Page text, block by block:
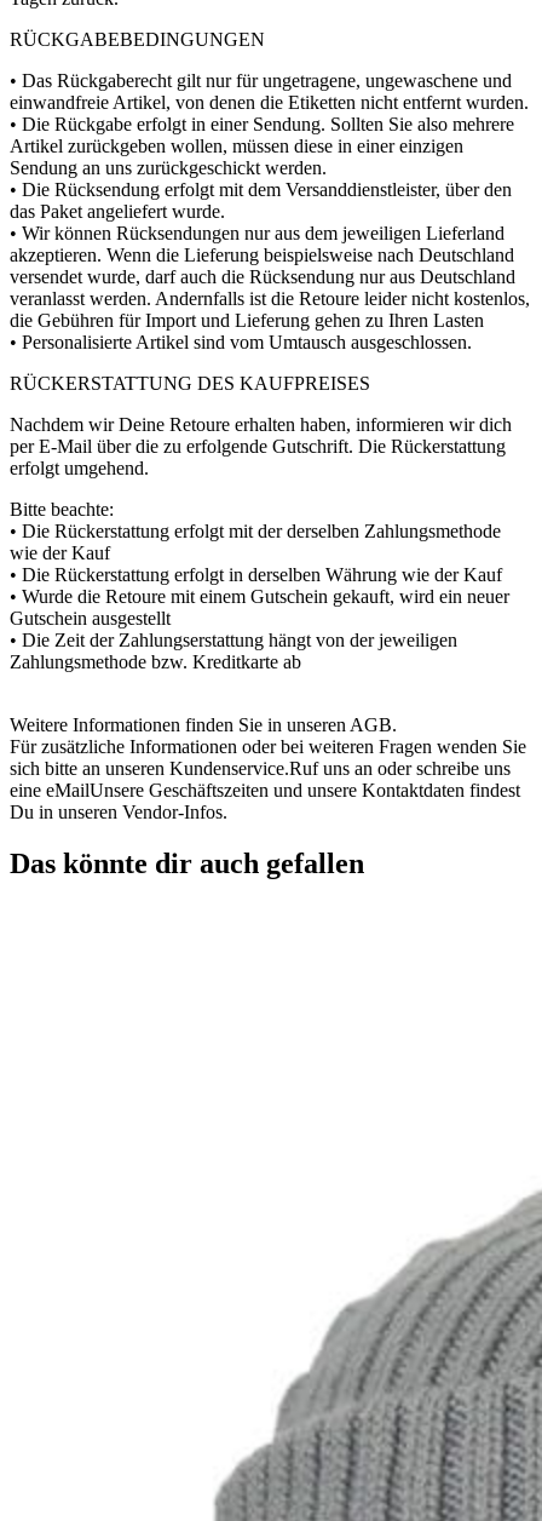
RÜCKGABEBEDINGUNGEN
• Das Rückgaberecht gilt nur für ungetragene, ungewaschene und
einwandfreie Artikel, von denen die Etiketten nicht entfernt wurden.
• Die Rückgabe erfolgt in einer Sendung. Sollten Sie also mehrere
Artikel zurückgeben wollen, müssen diese in einer einzigen
Sendung an uns zurückgeschickt werden.
• Die Rücksendung erfolgt mit dem Versanddienstleister, über den
das Paket angeliefert wurde.
• Wir können Rücksendungen nur aus dem jeweiligen Lieferland
akzeptieren. Wenn die Lieferung beispielsweise nach Deutschland
versendet wurde, darf auch die Rücksendung nur aus Deutschland
veranlasst werden. Andernfalls ist die Retoure leider nicht kostenlos,
die Gebühren für Import und Lieferung gehen zu Ihren Lasten
• Personalisierte Artikel sind vom Umtausch ausgeschlossen.
RÜCKERSTATTUNG DES KAUFPREISES
Nachdem wir Deine Retoure erhalten haben, informieren wir dich
per E-Mail über die zu erfolgende Gutschrift. Die Rückerstattung
erfolgt umgehend.
Bitte beachte:
• Die Rückerstattung erfolgt mit der derselben Zahlungsmethode
wie der Kauf
• Die Rückerstattung erfolgt in derselben Währung wie der Kauf
• Wurde die Retoure mit einem Gutschein gekauft, wird ein neuer
Gutschein ausgestellt
• Die Zeit der Zahlungserstattung hängt von der jeweiligen
Zahlungsmethode bzw. Kreditkarte ab
Weitere Informationen finden Sie in unseren AGB.
Für zusätzliche Informationen oder bei weiteren Fragen wenden Sie
sich bitte an unseren Kundenservice.Ruf uns an oder schreibe uns
eine eMailUnsere Geschäftszeiten und unsere Kontaktdaten findest
Du in unseren Vendor-Infos.
Das könnte dir auch gefallen